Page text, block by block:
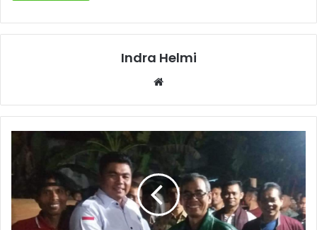
Indra Helmi